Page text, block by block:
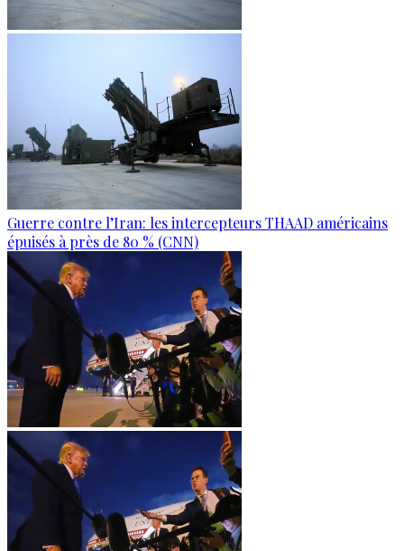
Guerre contre l’Iran: les intercepteurs THAAD américains
épuisés à près de 80 % (CNN)